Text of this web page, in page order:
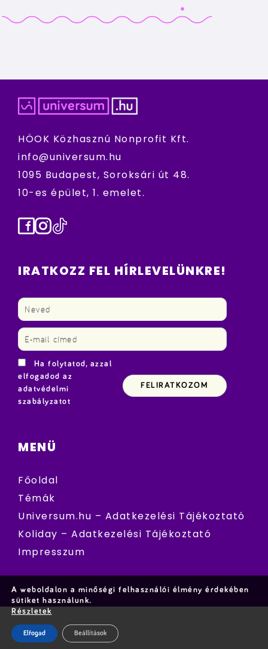
HÖOK Közhasznú Nonprofit Kft.
info@universum.hu
1095 Budapest, Soroksári út 48.
10-es épület, 1. emelet.
Facebook
Instagram
TikTok
IRATKOZZ FEL HÍRLEVELÜNKRE!
Ha folytatod, azzal
elfogadod az
adatvédelmi
szabályzatot
MENÜ
Főoldal
Témák
Universum.hu – Adatkezelési Tájékoztató
Koliday – Adatkezelési Tájékoztató
Impresszum
A weboldalon a minőségi felhasználói élmény érdekében
sütiket használunk.
Részletek
Elfogad Beállítások